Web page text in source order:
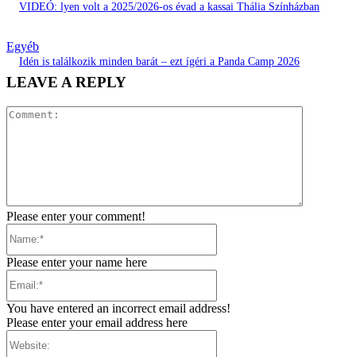
VIDEÓ: lyen volt a 2025/2026-os évad a kassai Thália Színházban
Egyéb
Idén is találkozik minden barát – ezt ígéri a Panda Camp 2026
LEAVE A REPLY
Please enter your comment!
Please enter your name here
You have entered an incorrect email address!
Please enter your email address here